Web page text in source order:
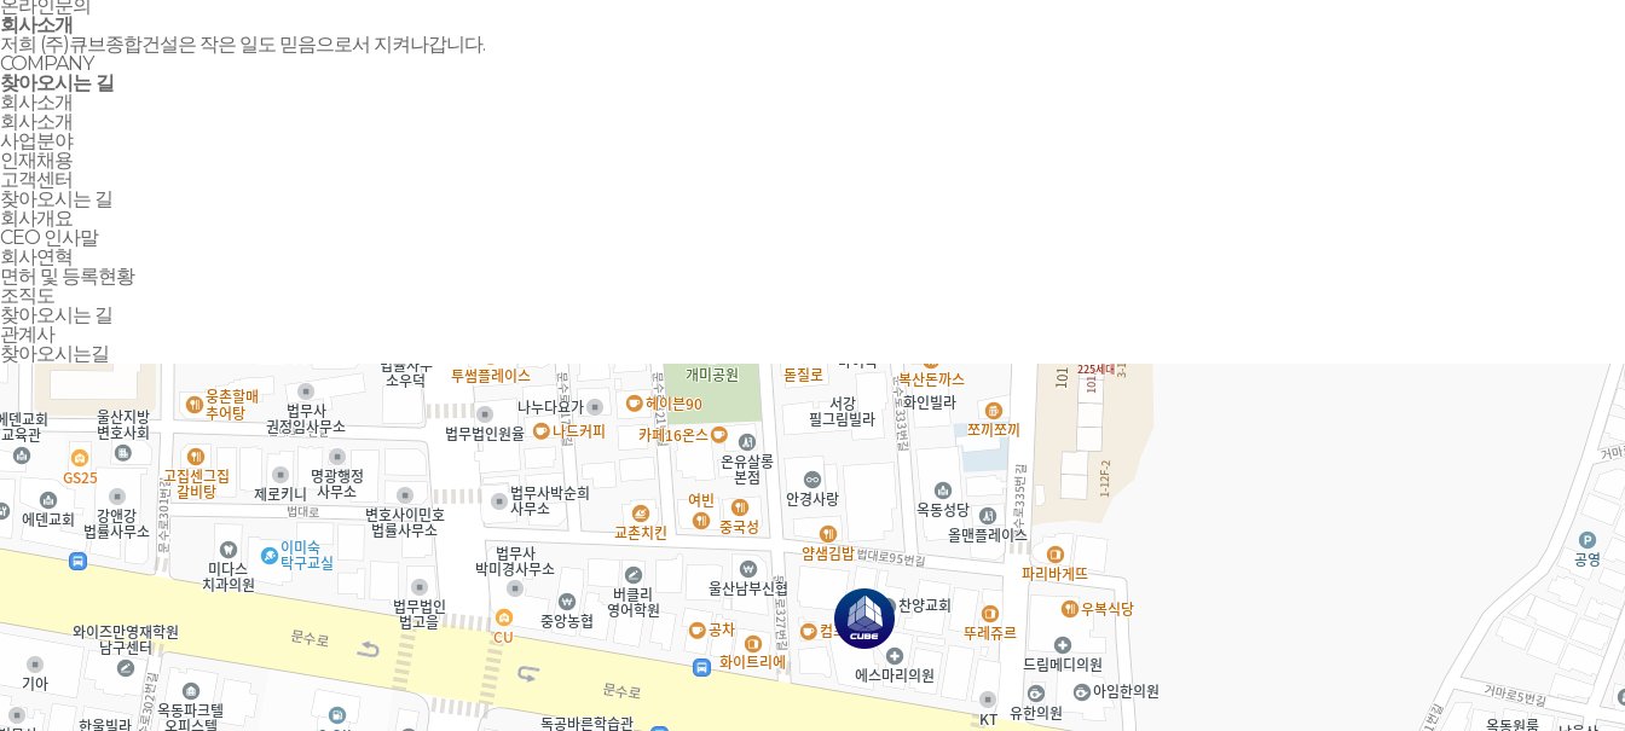
온라인문의
회사소개
저희 (주)큐브종합건설은 작은 일도 믿음으로서 지켜나갑니다.
COMPANY
찾아오시는 길
회사소개
회사소개
사업분야
인재채용
고객센터
찾아오시는 길
회사개요
CEO 인사말
회사연혁
면허 및 등록현황
조직도
찾아오시는 길
관계사
찾아오시는길